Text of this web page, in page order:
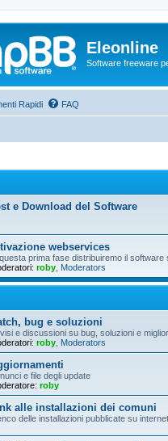
Eleonline
Software freeware
Rapidi FAQ
e Download del Software
webservices
prima fase distribuiremo il
roby Moderators
bug e soluzioni
e discussioni su bug, soluzioni e
roby Moderators
e file degli update
roby
alle installazioni dei comuni
delle installazioni pubblicate su